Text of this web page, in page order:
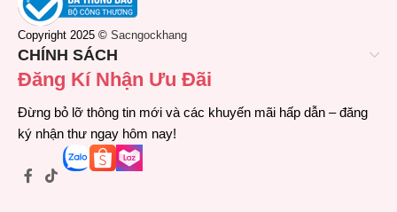
Copyright 2025 © Sacngockhang
CHÍNH SÁCH
Đăng Kí Nhận Ưu Đãi
Đừng bỏ lỡ thông tin mới và các khuyến mãi hấp dẫn – đăng
ký nhận thư ngay hôm nay!